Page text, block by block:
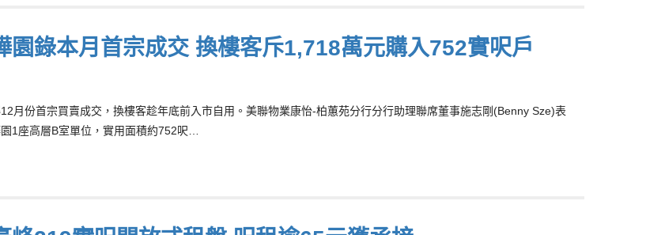
園錄本月首宗成交 換樓客斥1,718萬元購入752實呎戶
月份首宗買賣成交，換樓客趁年底前入市自用。美聯物業康怡-柏蕙苑分行分行助理聯席董事施志剛(Benny Sze)表
1座高層B室單位，實用面積約752呎…